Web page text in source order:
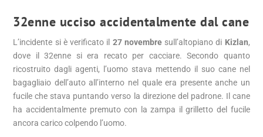
32enne ucciso accidentalmente dal cane
L’incidente si è verificato il 27 novembresull’altopiano di Kizlan,
dove il 32enne si era recato per cacciare. Secondo quanto
ricostruito dagli agenti, l’uomo stava mettendo il suo cane nel
bagagliaio dell’auto all’interno nel quale era presente anche un
fucile che stava puntando verso la direzione del padrone. Il cane
ha accidentalmente premuto con la zampa il grilletto del fucile
ancora carico colpendo l’uomo.